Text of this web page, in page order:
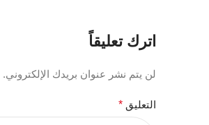
اترك تعليقاً
لن يتم نشر عنوان بريدك الإلكتروني.
التعليق *